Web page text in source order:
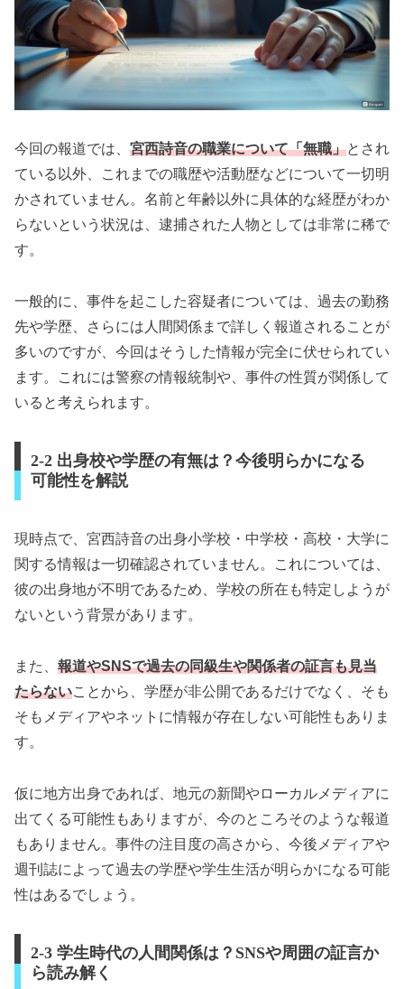
今回の報道では、 宮西詩音の職業について「無職」とされ
ている以外、これまでの職歴や活動歴などについて一切明
かされていません。名前と年齢以外に具体的な経歴がわか
らないという状況は、逮捕された人物としては非常に稀で
す。
一般的に、事件を起こした容疑者については、過去の勤務
先や学歴、さらには人間関係まで詳しく報道されることが
多いのですが、今回はそうした情報が完全に伏せられてい
ます。これには警察の情報統制や、事件の性質が関係して
いると考えられます。
2-2 出身校や学歴の有無は？今後明らかになる
可能性を解説
現時点で、宮西詩音の出身小学校・中学校・高校・大学に
関する情報は一切確認されていません。これについては、
彼の出身地が不明であるため、学校の所在も特定しようが
ないという背景があります。
また、 報道やSNSで過去の同級生や関係者の証言も見当
たらないことから、学歴が非公開であるだけでなく、そも
そもメディアやネットに情報が存在しない可能性もありま
す。
仮に地方出身であれば、地元の新聞やローカルメディアに
出てくる可能性もありますが、今のところそのような報道
もありません。事件の注目度の高さから、今後メディアや
週刊誌によって過去の学歴や学生生活が明らかになる可能
性はあるでしょう。
2-3 学生時代の人間関係は？SNSや周囲の証言か
ら読み解く